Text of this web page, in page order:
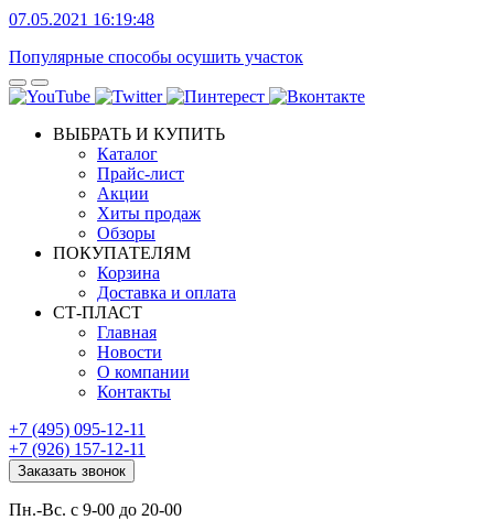
07.05.2021 16:19:48
Популярные способы осушить участок
ВЫБРАТЬ И КУПИТЬ
Каталог
Прайс-лист
Акции
Хиты продаж
Обзоры
ПОКУПАТЕЛЯМ
Корзина
Доставка и оплата
СТ-ПЛАСТ
Главная
Новости
О компании
Контакты
+7 (495) 095-12-11
+7 (926) 157-12-11
Заказать звонок
Пн.-Вс. с 9-00 до 20-00